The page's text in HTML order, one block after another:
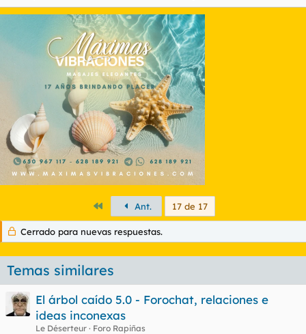
PrimeroAnt. 17 de 17
Cerrado para nuevas respuestas.
Temas similares
El árbol caído 5.0 - Forochat, relaciones e
ideas inconexas
Le Déserteur
Foro Rapiñas